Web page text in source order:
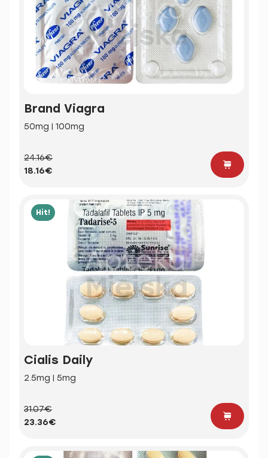
Brand Viagra
50mg | 100mg
24.16€
18.16€
Hit!
Cialis Daily
2.5mg | 5mg
31.07€
23.36€